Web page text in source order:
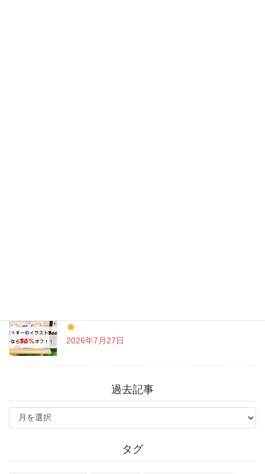
2026年7月27日
過去記事
過
記
タグ